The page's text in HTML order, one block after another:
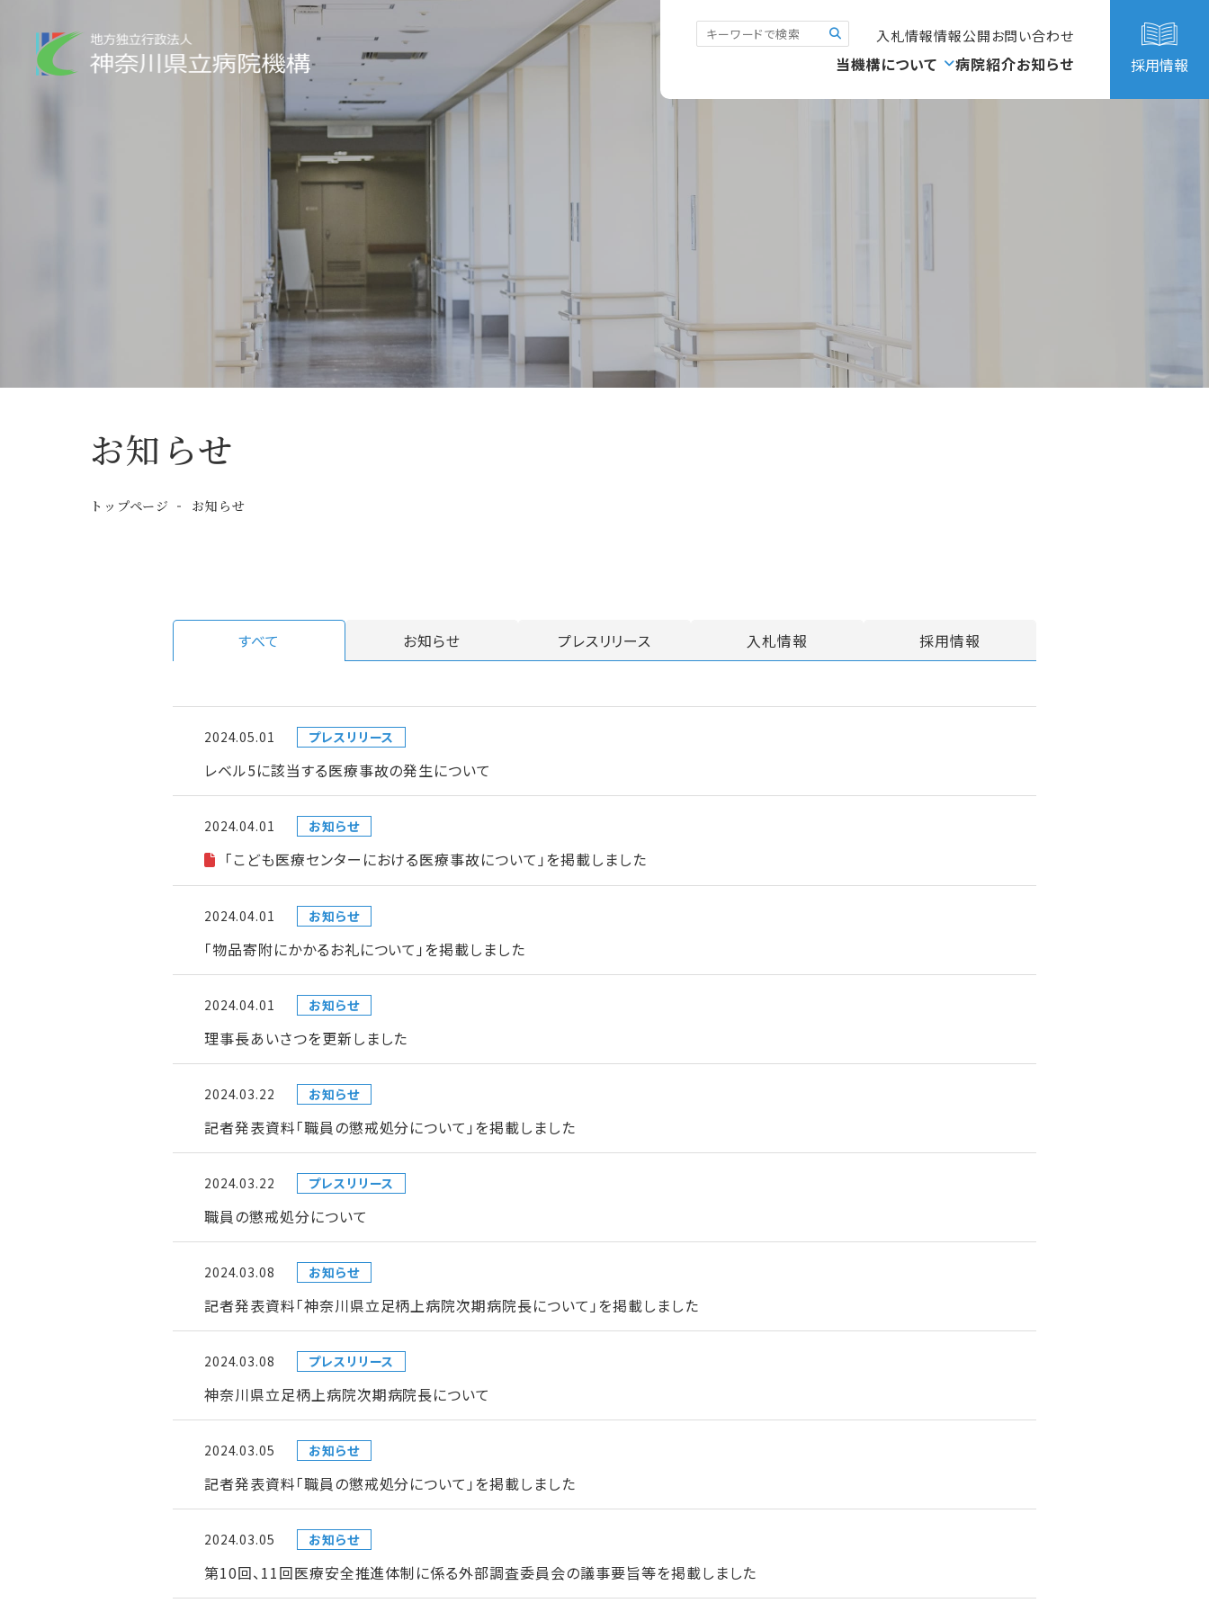
入札情報情報公開お問い合わせ
当機構について 病院紹介お知らせ 採用情報
お知らせ
トップページ お知らせ
すべて お知らせ プレスリリース 入札情報 採用情報
2024.05.01 プレスリリース
レベル5に該当する医療事故の発生について
2024.04.01 お知らせ
「こども医療センターにおける医療事故について」を掲載しました
2024.04.01 お知らせ
「物品寄附にかかるお礼について」を掲載しました
2024.04.01 お知らせ
理事長あいさつを更新しました
2024.03.22 お知らせ
記者発表資料「職員の懲戒処分について」を掲載しました
2024.03.22 プレスリリース
職員の懲戒処分について
2024.03.08 お知らせ
記者発表資料「神奈川県立足柄上病院次期病院長について」を掲載しました
2024.03.08 プレスリリース
神奈川県立足柄上病院次期病院長について
2024.03.05 お知らせ
記者発表資料「職員の懲戒処分について」を掲載しました
2024.03.05 お知らせ
第10回、11回医療安全推進体制に係る外部調査委員会の議事要旨等を掲載しました